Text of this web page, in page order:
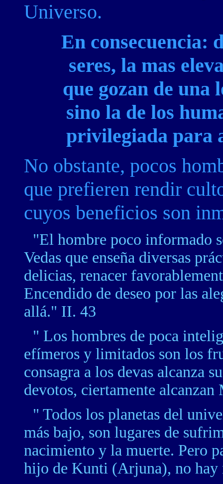
Universo.
En consecuencia:
seres, la mas
que gozan de una
sino la de los
privilegiada para
No obstante, pocos
que prefieren rendir
cuyos beneficios son
"El hombre poco informado
Vedas que enseña diversas
delicias, renacer
Encendido de deseo por las
allá." II. 43
" Los hombres de poca
efímeros y limitados son los
consagra a los devas alcanza
devotos, ciertamente
" Todos los planetas del
más bajo, son lugares de
nacimiento y la muerte. Pero
hijo de Kunti (Arjuna), no